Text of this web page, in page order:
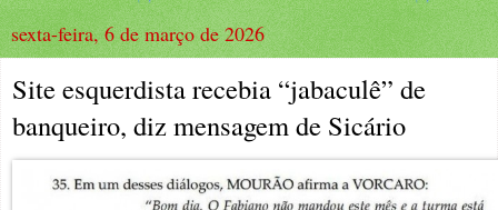
sexta-feira, 6 de março de 2026
Site esquerdista recebia “jabaculê” de
banqueiro, diz mensagem de Sicário
Sexta, 06 de março de 2026